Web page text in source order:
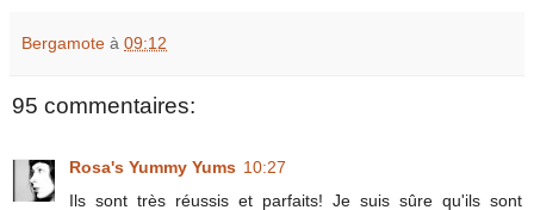
Bergamote à 09:12
95 commentaires:
Rosa's Yummy Yums 10:27
Ils sont très réussis et parfaits! Je suis sûre qu'ils sont